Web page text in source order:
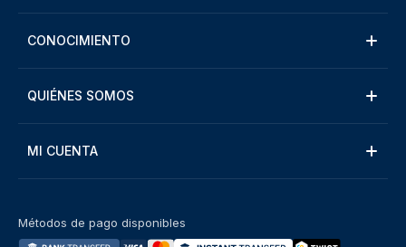
CONOCIMIENTO
QUIÉNES SOMOS
MI CUENTA
Métodos de pago disponibles